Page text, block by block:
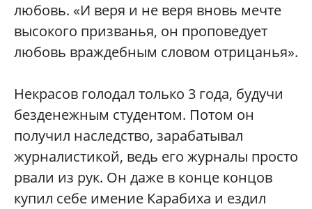
любовь. «И веря и не веря вновь мечте
высокого призванья, он проповедует
любовь враждебным словом отрицанья».
Некрасов голодал только 3 года, будучи
безденежным студентом. Потом он
получил наследство, зарабатывал
журналистикой, ведь его журналы просто
рвали из рук. Он даже в конце концов
купил себе имение Карабиха и ездил